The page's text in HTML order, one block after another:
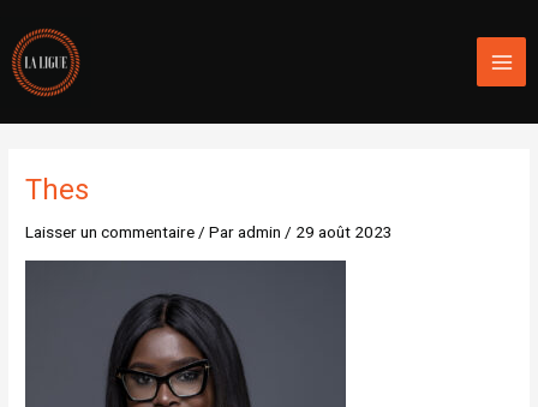
contenu
Thes
Laisser un commentaire/ Paradmin/ 29 août 2023